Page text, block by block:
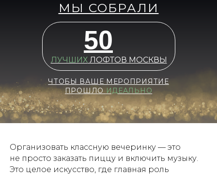
МЫ СОБРАЛИ
ЧТОБЫ ВАШЕ МЕРОПРИЯТИЕ
ПРОШЛОИДЕАЛЬНО
ЛУЧШИХЛОФТОВ МОСКВЫ
50
Организовать классную вечеринку — это
не просто заказать пиццу и включить музыку.
Это целое искусство, где главная роль